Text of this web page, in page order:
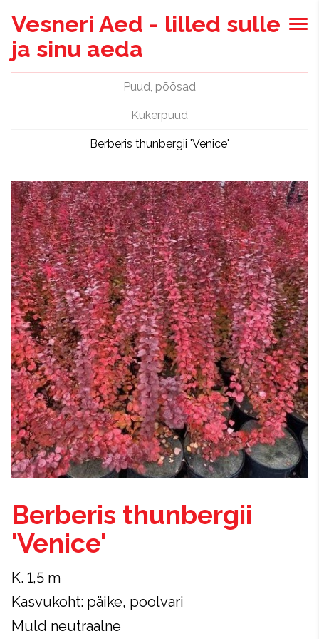
Vesneri Aed - lilled sulle
ja sinu aeda
Puud, põõsad
Kukerpuud
Berberis thunbergii 'Venice'
Berberis thunbergii
'Venice'
K. 1,5 m
Kasvukoht: päike, poolvari
Muld neutraalne